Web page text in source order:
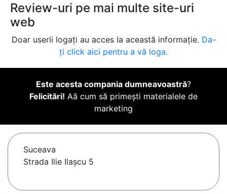
Review-uri pe mai multe site-uri
web
Doar userii logați au acces la această informație. Da-
ți click aici pentru a vă loga.
Este acesta compania dumneavoastră?
Felicitări! Aă cum să primești materialele de
marketing
Suceava
Strada Ilie Ilașcu 5